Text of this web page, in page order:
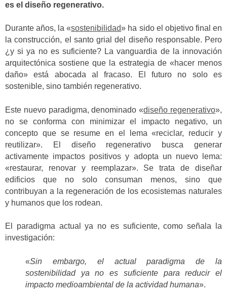
es el diseño regenerativo.
Durante años, la «sostenibilidad» ha sido el objetivo final en
la construcción, el santo grial del diseño responsable. Pero
¿y si ya no es suficiente? La vanguardia de la innovación
arquitectónica sostiene que la estrategia de «hacer menos
daño» está abocada al fracaso. El futuro no solo es
sostenible, sino también regenerativo.
Este nuevo paradigma, denominado «diseño regenerativo»,
no se conforma con minimizar el impacto negativo, un
concepto que se resume en el lema «reciclar, reducir y
reutilizar». El diseño regenerativo busca generar
activamente impactos positivos y adopta un nuevo lema:
«restaurar, renovar y reemplazar». Se trata de diseñar
edificios que no solo consuman menos, sino que
contribuyan a la regeneración de los ecosistemas naturales
y humanos que los rodean.
El paradigma actual ya no es suficiente, como señala la
investigación:
«Sin embargo, el actual paradigma de la
sostenibilidad ya no es suficiente para reducir el
impacto medioambiental de la actividad humana».